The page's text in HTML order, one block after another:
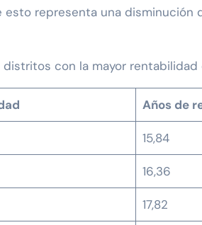
representa una disminución
con la mayor rentabilidad
Años de
15,84
16,36
17,82